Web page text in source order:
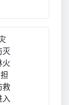
灭
火
救
入